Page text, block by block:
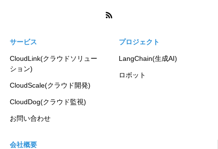
サービス
CloudLink(クラウドソリュー
ション)
CloudScale(クラウド開発)
CloudDog(クラウド監視)
お問い合わせ
プロジェクト
LangChain(生成AI)
ロボット
会社概要